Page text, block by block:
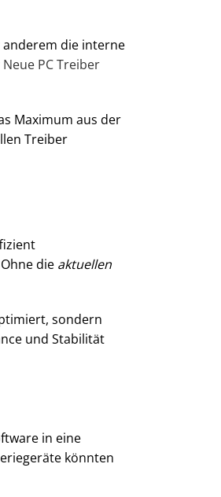
anderem die interne
Neue PC Treiber
Maximum aus der
Treiber
die aktuellen
sondern
und Stabilität
in eine
könnten